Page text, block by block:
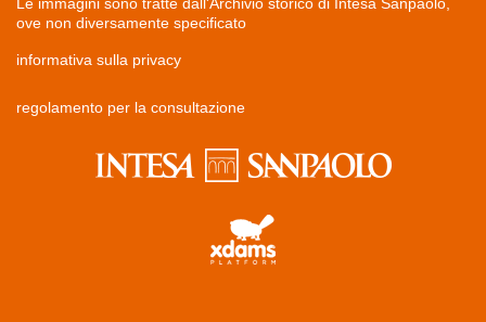
ove non diversamente specificato
informativa sulla privacy
regolamento per la consultazione